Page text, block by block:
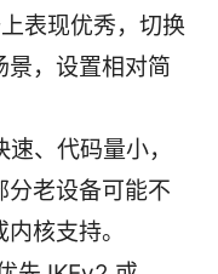
表现优秀，切换
景，设置相对简
、代码量小，
分老设备可能不
核支持。